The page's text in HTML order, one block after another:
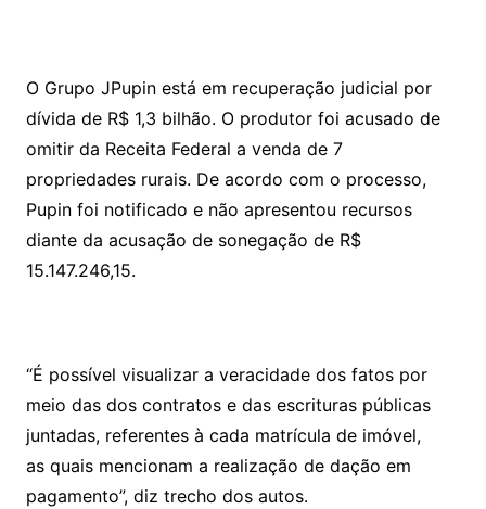
O Grupo JPupin está em recuperação judicial por
dívida de R$ 1,3 bilhão. O produtor foi acusado de
omitir da Receita Federal a venda de 7
propriedades rurais. De acordo com o processo,
Pupin foi notificado e não apresentou recursos
diante da acusação de sonegação de R$
15.147.246,15.
“É possível visualizar a veracidade dos fatos por
meio das dos contratos e das escrituras públicas
juntadas, referentes à cada matrícula de imóvel,
as quais mencionam a realização de dação em
pagamento”, diz trecho dos autos.